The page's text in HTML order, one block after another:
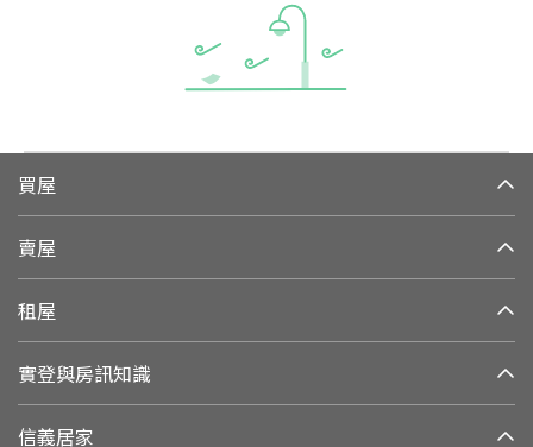
買屋
賣屋
租屋
實登與房訊知識
信義居家